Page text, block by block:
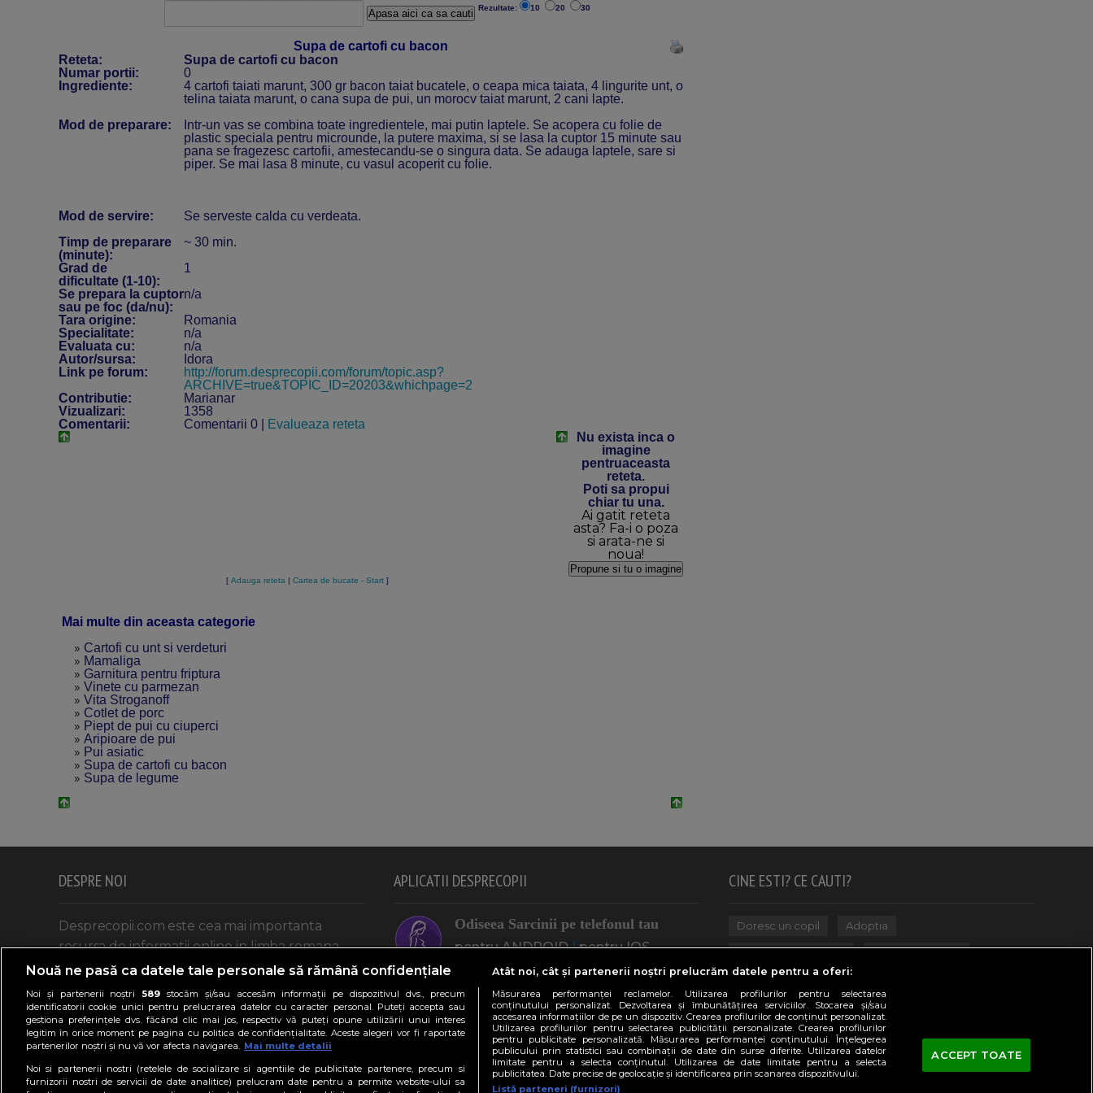
Rezultate: 10 20 30
Supa de cartofi cu bacon
Reteta:
Supa de cartofi cu bacon
Numar portii:
0
Ingrediente:
4 cartofi taiati marunt, 300 gr bacon taiat bucatele, o ceapa mica taiata, 4 lingurite unt, o
telina taiata marunt, o cana supa de pui, un morocv taiat marunt, 2 cani lapte.
Mod de preparare:
Intr-un vas se combina toate ingredientele, mai putin laptele. Se acopera cu folie de
plastic speciala pentru microunde, la putere maxima, si se lasa la cuptor 15 minute sau
pana se fragezesc cartofii, amestecandu-se o singura data. Se adauga laptele, sare si
piper. Se mai lasa 8 minute, cu vasul acoperit cu folie.
Mod de servire:
Se serveste calda cu verdeata.
Timp de preparare
(minute):
~ 30 min.
Grad de
dificultate (1-10):
1
Se prepara la cuptor
sau pe foc (da/nu):
n/a
Tara origine:
Romania
Specialitate:
n/a
Evaluata cu:
n/a
Autor/sursa:
Idora
Link pe forum:
http://forum.desprecopii.com/forum/topic.asp?
ARCHIVE=true&TOPIC_ID=20203&whichpage=2
Contributie:
Marianar
Vizualizari:
1358
Comentarii:
Comentarii 0 |
Evalueaza reteta
Nu exista inca o
imagine
pentruaceasta
reteta.
Poti sa propui
chiar tu una.
Ai gatit reteta
asta? Fa-i o poza
si arata-ne si
noua!
[ Adauga reteta Cartea de bucate - Start ]
Mai multe din aceasta categorie
» Cartofi cu unt si verdeturi
» Mamaliga
» Garnitura pentru friptura
» Vinete cu parmezan
» Vita Stroganoff
» Cotlet de porc
» Piept de pui cu ciuperci
» Aripioare de pui
» Pui asiatic
» Supa de cartofi cu bacon
» Supa de legume
DESPRE NOI
Desprecopii.com este cea mai importanta
resursa de informatii online in limba romana
adresata parintilor si celor care doresc sa intre
in aceasta categorie.
Mai multe despre noi aici >>
APLICATII DESPRECOPII
Odiseea Sarcinii pe telefonul tau
pentru ANDROID|pentru IOS
(Apple)
"Eu, Mamica" pe telefonul tau
pentru ANDROID|pentru IOS
(Apple)
Calculatoare utile in sarcina
CINE ESTI? CE CAUTI?
Doresc un copil Adoptia
Probleme cu sarcina Urmeaza sa nasc
Probleme alaptare
Bebe febra Caut bona
Mergem la scoala Copil bolnav
Copii cu nevoi speciale Gemeni, Tripleti
Nouă ne pasă ca datele tale personale să rămână confidențiale
Noi și partenerii noștri589 stocăm și/sau accesăm informații pe dispozitivul dvs., precum
identificatorii cookie unici pentru prelucrarea datelor cu caracter personal. Puteți accepta sau
gestiona preferințele dvs. făcând clic mai jos, respectiv vă puteți opune utilizării unui interes
legitim în orice moment pe pagina cu politica de confidențialitate. Aceste alegeri vor fi raportate
partenerilor noștri și nu vă vor afecta navigarea. Mai multe detalii
Noi si partenerii nostri (retelele de socializare si agentiile de publicitate partenere, precum si
furnizorii nostri de servicii de date analitice) prelucram date pentru a permite website-ului sa
Atât noi, cât și partenerii noștri prelucrăm datele pentru a oferi:
Măsurarea performanței reclamelor. Utilizarea profilurilor pentru selectarea
conținutului personalizat. Dezvoltarea și îmbunătățirea serviciilor. Stocarea și/sau
accesarea informațiilor de pe un dispozitiv. Crearea profilurilor de conținut personalizat.
Utilizarea profilurilor pentru selectarea publicității personalizate. Crearea profilurilor
pentru publicitate personalizată. Măsurarea performanței conținutului. Înțelegerea
publicului prin statistici sau combinații de date din surse diferite. Utilizarea datelor
limitate pentru a selecta conținutul. Utilizarea de date limitate pentru a selecta
publicitatea. Date precise de geolocație și identificarea prin scanarea dispozitivului.
Listă parteneri (furnizori)
ACCEPT TOATE